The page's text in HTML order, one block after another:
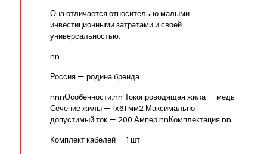
Она отличается относительно малыми
инвестиционными затратами и своей
универсальностью.
nn
Россия — родина бренда.
nnnОсобенности:nn Токопроводящая жила — медь
Сечение жилы — 1х61 мм2 Максимально
допустимый ток — 200 Ампер nnКомплектация:nn
Комплект кабелей — 1 шт.